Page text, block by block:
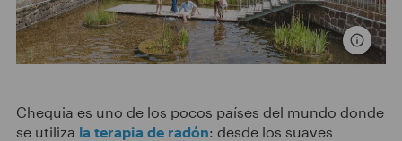
Chequia es uno de los pocos países del mundo donde
se utiliza la terapia de radón: desde los suaves